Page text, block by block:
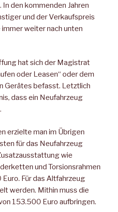
den kommenden Jahren
und der Verkaufspreis
weiter nach unten
hat sich der Magistrat
oder Leasen“ oder dem
Gerätes befasst. Letztlich
dass ein Neufahrzeug
erzielte man im Übrigen
für das Neufahrzeug
wie
und Torsionsrahmen
Für das Altfahrzeug
werden. Mithin muss die
153.500 Euro aufbringen.